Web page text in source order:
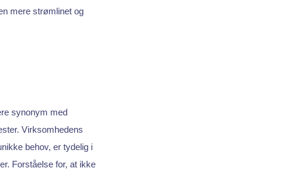
mere strømlinet og
synonym med
Virksomhedens
behov, er tydelig i
Forståelse for, at ikke